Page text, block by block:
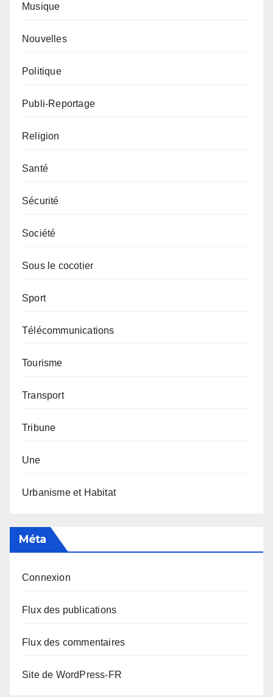
Musique
Nouvelles
Politique
Publi-Reportage
Religion
Santé
Sécurité
Société
Sous le cocotier
Sport
Télécommunications
Tourisme
Transport
Tribune
Une
Urbanisme et Habitat
Méta
Connexion
Flux des publications
Flux des commentaires
Site de WordPress-FR